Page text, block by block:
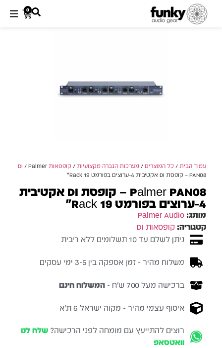
0
עמוד הבית / כל המוצרים /מערכות הגברה מקצועיות / קופסאות DI/ Palmer
PAN08 – קופסת DI אקטיבית 4-ערוצים בפורמט Rack 19"
Palmer PAN08 – קופסת DI אקטיבית
4-ערוצים בפורמט Rack 19"
מותג:Palmer Audio
קטגוריה: קופסאות DI
ניתן לשלם עד 10 תשלומים ללא ריבית
משלוח מהיר - זמן אספקה בין 3-5 ימי עסקים
ברכישה מעל 700 ש״ח - המשלוח חינם
איסוף עצמי מהיר - מקוה ישראל 6 ת״א
רוצים להתייעץ עם מומחה לפני הרכישה? שלח לנו
וואטסאפ